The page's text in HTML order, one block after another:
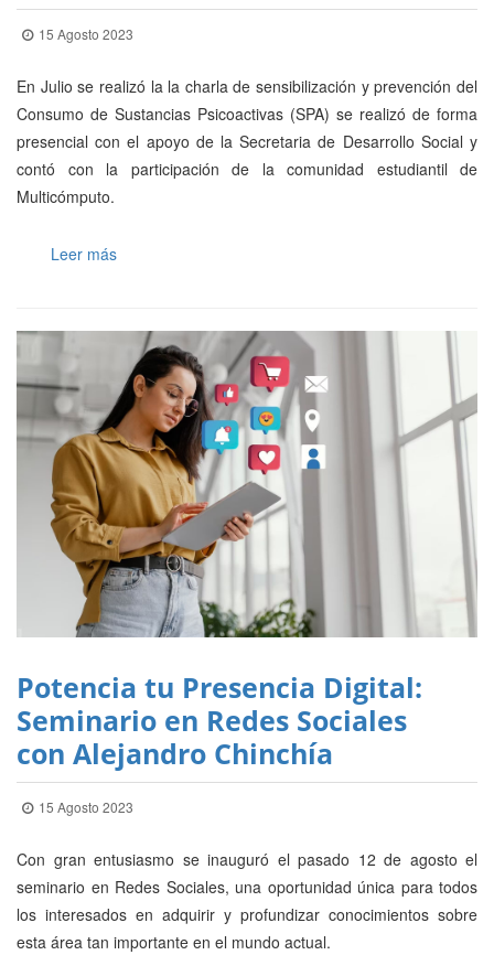
15 Agosto 2023
En Julio se realizó la la charla de sensibilización y prevención del
Consumo de Sustancias Psicoactivas (SPA) se realizó de forma
presencial con el apoyo de la Secretaria de Desarrollo Social y
contó con la participación de la comunidad estudiantil de
Multicómputo.
Leer más
Potencia tu Presencia Digital:
Seminario en Redes Sociales
con Alejandro Chinchía
15 Agosto 2023
Con gran entusiasmo se inauguró el pasado 12 de agosto el
seminario en Redes Sociales, una oportunidad única para todos
los interesados en adquirir y profundizar conocimientos sobre
esta área tan importante en el mundo actual.